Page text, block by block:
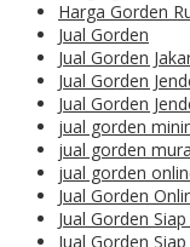
Harga Gorden
Jual Gorden
Jual Gorden
Jual Gorden
Jual Gorden
jual gorden
jual gorden
jual gorden
Jual Gorden
Jual Gorden
Jual Gorden